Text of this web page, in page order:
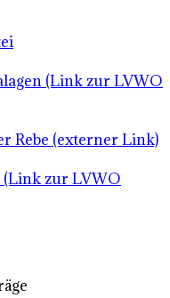
(Link zur LVWO
Rebe (externer Link)
(Link zur LVWO